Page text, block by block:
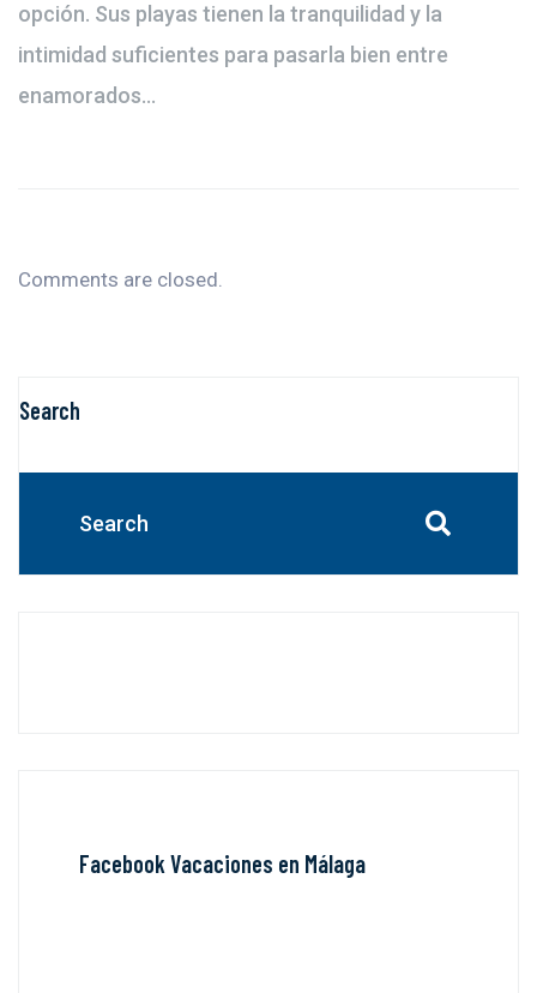
opción. Sus playas tienen la tranquilidad y la
intimidad suficientes para pasarla bien entre
enamorados…
Comments are closed.
Search
Facebook Vacaciones en Málaga